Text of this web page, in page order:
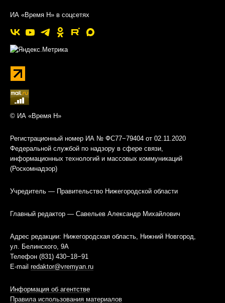
ИА «Время Н» в соцсетях
© ИА «Время Н»
Регистрационный номер ИА № ФС77−79404 от 02.11.2020
Федеральной службой по надзору в сфере связи,
информационных технологий и массовых коммуникаций
(Роскомнадзор)
Учредитель — Правительство Нижегородской области
Главный редактор — Савельев Александр Михайлович
Адрес редакции: Нижегородская область, Нижний Новгород,
ул. Белинского, 9А
Телефон (831) 430−18−91
E-mail redaktor@vremyan.ru
Информация об агентстве
Правила использования материалов